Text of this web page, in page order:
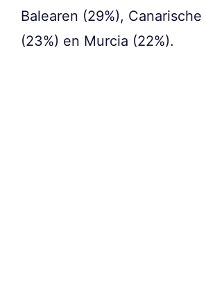
Balearen (29%), Canarische
(23%) en Murcia (22%).